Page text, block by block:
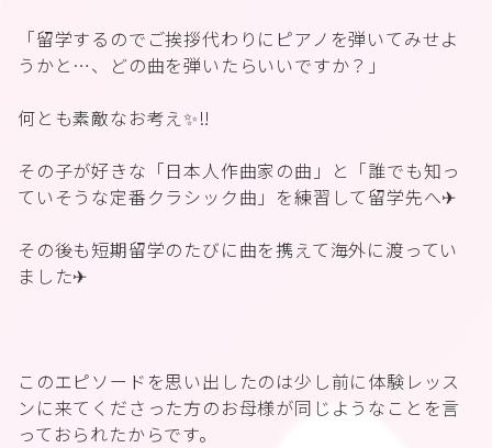
「留学するのでご挨拶代わりにピアノを弾いてみせよ
うかと…、どの曲を弾いたらいいですか？」
何とも素敵なお考え✨‼️
その子が好きな「日本人作曲家の曲」と「誰でも知っ
ていそうな定番クラシック曲」を練習して留学先へ✈︎
その後も短期留学のたびに曲を携えて海外に渡ってい
ました✈︎
このエピソードを思い出したのは少し前に体験レッス
ンに来てくださった方のお母様が同じようなことを言
っておられたからです。